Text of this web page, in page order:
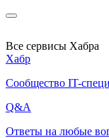
Все сервисы Хабра
Хабр
Сообщество IT-
Q&A
Ответы на любые